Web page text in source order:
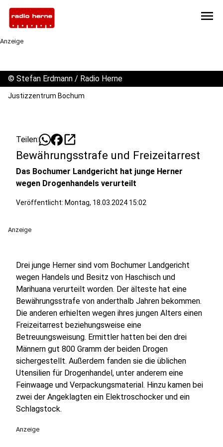
menu
Anzeige
© Stefan Erdmann / Radio Herne
Justizzentrum Bochum
Teilen: open_in_new
Bewährungsstrafe und Freizeitarrest
Das Bochumer Landgericht hat junge Herner
wegen Drogenhandels verurteilt
Veröffentlicht: Montag, 18.03.2024 15:02
Anzeige
Drei junge Herner sind vom Bochumer Landgericht
wegen Handels und Besitz von Haschisch und
Marihuana verurteilt worden. Der älteste hat eine
Bewährungsstrafe von anderthalb Jahren bekommen.
Die anderen erhielten wegen ihres jungen Alters einen
Freizeitarrest beziehungsweise eine
Betreuungsweisung. Ermittler hatten bei den drei
Männern gut 800 Gramm der beiden Drogen
sichergestellt. Außerdem fanden sie die üblichen
Utensilien für Drogenhandel, unter anderem eine
Feinwaage und Verpackungsmaterial. Hinzu kamen bei
zwei der Angeklagten ein Elektroschocker und ein
Schlagstock.
Anzeige